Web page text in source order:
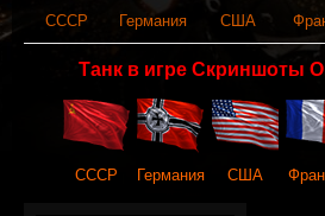
СССР Германия США
Танк в игре Скриншоты
СССР Германия США